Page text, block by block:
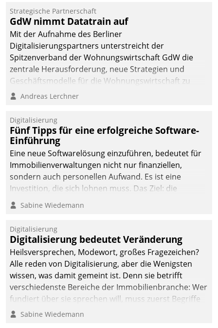
Strategische Partnerschaft
GdW nimmt Datatrain auf
Mit der Aufnahme des Berliner
Digitalisierungspartners unterstreicht der
Spitzenverband der Wohnungswirtschaft GdW die
zentrale Herausforderung, neue Strategien und
Geschäftsmodelle für die Wohnungswirtschaft zu
entwickeln.
Andreas Lerchner
Digitalisierung
Fünf Tipps für eine erfolgreiche Software-
Einführung
Eine neue Softwarelösung einzuführen, bedeutet für
Immobilienverwaltungen nicht nur finanziellen,
sondern auch personellen Aufwand. Es ist eine
Investition, die sich lohnen muss. Das Ziel: die
nachhaltige Optimierung der Geschäftsabläufe. Damit
dieses Ziel erreicht wird, sollten einige Grundregeln
Sabine Wiedemann
Digitalisierung
Digitalisierung bedeutet Veränderung
Heilsversprechen, Modewort, großes Fragezeichen?
Alle reden von Digitalisierung, aber die Wenigsten
wissen, was damit gemeint ist. Denn sie betrifft
verschiedenste Bereiche der Immobilienbranche: Wer
fundiert über sie sprechen will, muss zuerst Begriffe
klären. Ein Aspekt ist die betriebliche Optimierung:
Sabine Wiedemann